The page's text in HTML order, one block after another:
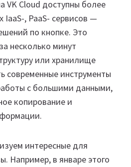
VK Cloud доступны более
IaaS-, PaaS- сервисов —
по кнопке. Это
несколько минут
или хранилище
современные инструменты
с большими данными,
копирование и
интересные для
Например, в январе этого